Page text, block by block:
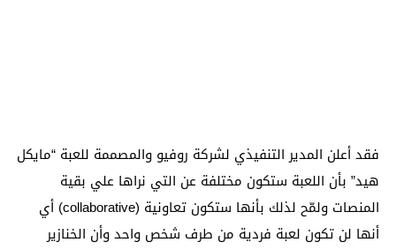
فقد أعلن المدير التنفيذي لشركة روفيو والمصممة للعبة “مايكل
هيد” بأن اللعبة ستكون مختلفة عن التي نراها علي بقية
المنصات ولمّح لذلك بأنها ستكون تعاونية (collaborative) أي
أنها لن تكون لعبة فردية من طرف شخص واحد وأن الخنازير